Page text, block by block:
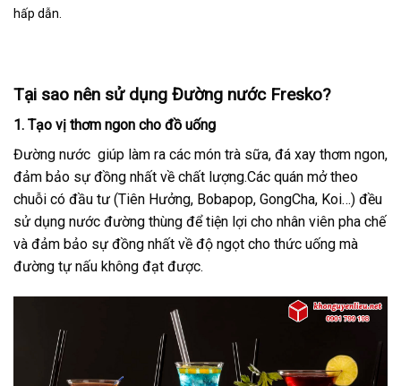
hấp dẫn.
Tại sao nên sử dụng Đường nước Fresko?
1. Tạo vị thơm ngon cho đồ uống
Đường nước giúp làm ra các món trà sữa, đá xay thơm ngon,
đảm bảo sự đồng nhất về chất lượng.Các quán mở theo
chuỗi có đầu tư (Tiên Hưởng, Bobapop, GongCha, Koi…) đều
sử dụng nước đường thùng để tiện lợi cho nhân viên pha chế
và đảm bảo sự đồng nhất về độ ngọt cho thức uống mà
đường tự nấu không đạt được.